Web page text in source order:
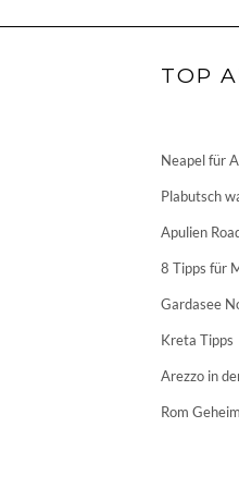
TOP
Neapel für
Plabutsch
Apulien
8 Tipps für
Gardasee
Kreta Tipps
Arezzo in
Rom